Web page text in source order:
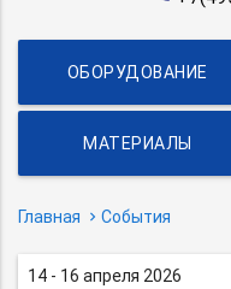
ОБОРУДОВАНИЕ
МАТЕРИАЛЫ
Главная События
14 - 16 апреля 2026